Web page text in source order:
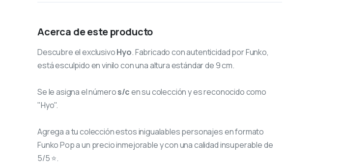
Acerca de este producto
Descubre el exclusivoHyo. Fabricado con autenticidad por Funko,
está esculpido en vinilo con una altura estándar de 9 cm.
Se le asigna el números/cen su colección y es reconocido como
"Hyo".
Agrega a tu colección estos inigualables personajes en formato
Funko Pop a un precio inmejorable y con una calidad insuperable de
5/5 ⭐.